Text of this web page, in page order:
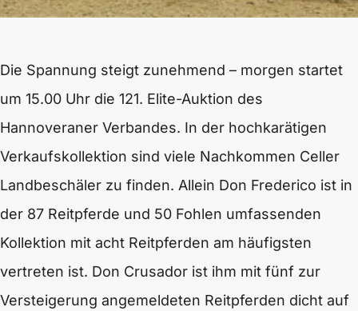
Die Spannung steigt zunehmend – morgen startet
um 15.00 Uhr die 121. Elite-Auktion des
Hannoveraner Verbandes. In der hochkarätigen
Verkaufskollektion sind viele Nachkommen Celler
Landbeschäler zu finden. Allein Don Frederico ist in
der 87 Reitpferde und 50 Fohlen umfassenden
Kollektion mit acht Reitpferden am häufigsten
vertreten ist. Don Crusador ist ihm mit fünf zur
Versteigerung angemeldeten Reitpferden dicht auf